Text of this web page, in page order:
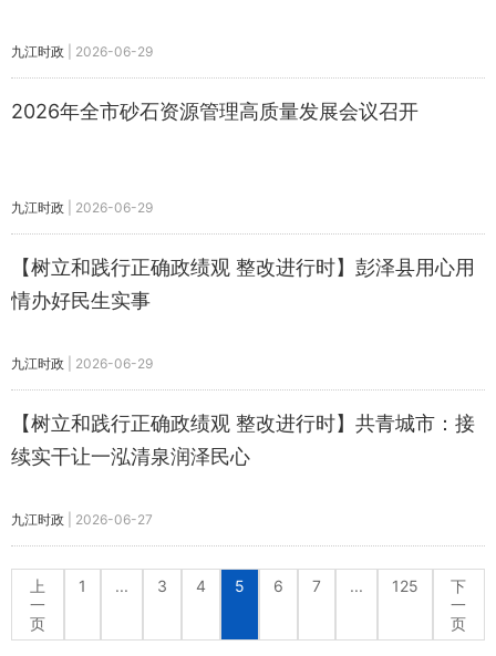
九江时政 2026-06-29
2026年全市砂石资源管理高质量发展会议召开
九江时政 2026-06-29
【树立和践行正确政绩观 整改进行时】彭泽县用心用
情办好民生实事
九江时政 2026-06-29
【树立和践行正确政绩观 整改进行时】共青城市：接
续实干让一泓清泉润泽民心
九江时政 2026-06-27
上
一
页
1 ... 3 4 5 6 7 ... 125
下
一
页